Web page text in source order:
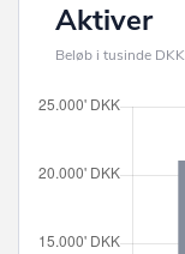
Aktiver
Beløb i tusinde DKK